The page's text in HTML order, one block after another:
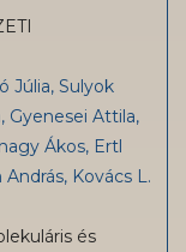
Júlia, Sulyok
Gyenesei Attila,
Ákos, Ertl
Kovács L.
és